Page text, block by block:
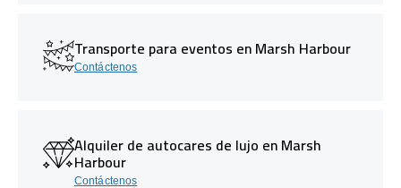
Transporte para eventos en Marsh Harbour
Contáctenos
Alquiler de autocares de lujo en Marsh
Harbour
Contáctenos